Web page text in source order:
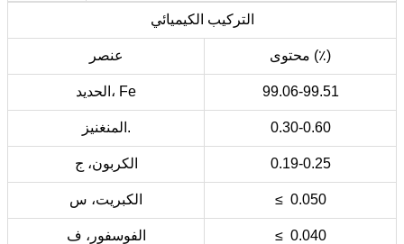
التركيب الكيميائي
عنصر محتوى (٪)
الحديد، Fe 99.06-99.51
المنغنيز. 0.30-0.60
الكربون، ج 0.19-0.25
الكبريت، س ≤ 0.050
الفوسفور، ف ≤ 0.040